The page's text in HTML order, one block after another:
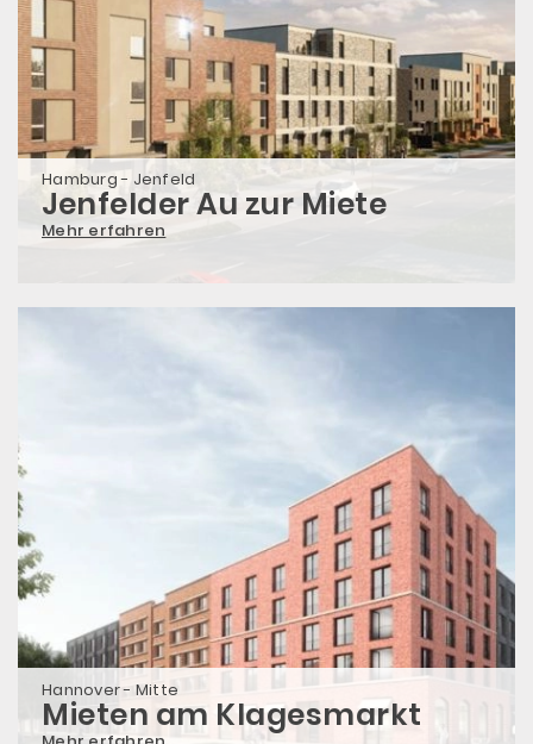
Hamburg - Jenfeld
Jenfelder Au zur Miete
Mehr erfahren
Hannover - Mitte
Mieten am Klagesmarkt